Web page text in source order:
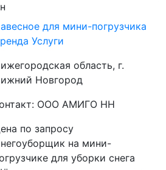
для мини-погрузчика
Услуги
область, г.
Новгород
ООО АМИГО НН
по запросу
на мини-
для уборки снега